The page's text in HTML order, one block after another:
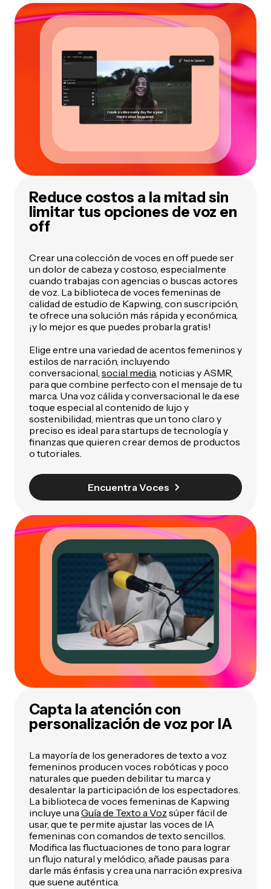
Reduce costos a la mitad sin
limitar tus opciones de voz en
off
Crear una colección de voces en off puede ser
un dolor de cabeza y costoso, especialmente
cuando trabajas con agencias o buscas actores
de voz. La biblioteca de voces femeninas de
calidad de estudio de Kapwing, con suscripción,
te ofrece una solución más rápida y económica,
¡y lo mejor es que puedes probarla gratis!
Elige entre una variedad de acentos femeninos y
estilos de narración, incluyendo
conversacional, social media, noticias y ASMR,
para que combine perfecto con el mensaje de tu
marca. Una voz cálida y conversacional le da ese
toque especial al contenido de lujo y
sostenibilidad, mientras que un tono claro y
preciso es ideal para startups de tecnología y
finanzas que quieren crear demos de productos
o tutoriales.
Encuentra Voces
Capta la atención con
personalización de voz por IA
La mayoría de los generadores de texto a voz
femeninos producen voces robóticas y poco
naturales que pueden debilitar tu marca y
desalentar la participación de los espectadores.
La biblioteca de voces femeninas de Kapwing
incluye unaGuía de Texto a Voz súper fácil de
usar, que te permite ajustar las voces de IA
femeninas con comandos de texto sencillos.
Modifica las fluctuaciones de tono para lograr
un flujo natural y melódico, añade pausas para
darle más énfasis y crea una narración expresiva
que suene auténtica.